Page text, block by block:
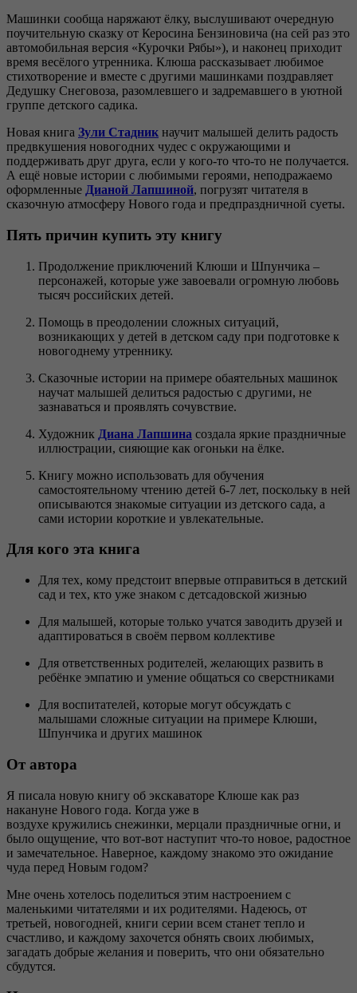
Машинки сообща наряжают ёлку, выслушивают очередную
поучительную сказку от Керосина Бензиновича (на сей раз это
автомобильная версия «Курочки Рябы»), и наконец приходит
время весёлого утренника. Клюша рассказывает любимое
стихотворение и вместе с другими машинками поздравляет
Дедушку Снеговоза, разомлевшего и задремавшего в уютной
группе детского садика.
Новая книга Зули Стадник научит малышей делить радость
предвкушения новогодних чудес с окружающими и
поддерживать друг друга, если у кого-то что-то не получается.
А ещё новые истории с любимыми героями, неподражаемо
оформленные Дианой Лапшиной, погрузят читателя в
сказочную атмосферу Нового года и предпраздничной суеты.
Пять причин купить эту книгу
Продолжение приключений Клюши и Шпунчика –
персонажей, которые уже завоевали огромную любовь
тысяч российских детей.
Помощь в преодолении сложных ситуаций,
возникающих у детей в детском саду при подготовке к
новогоднему утреннику.
Сказочные истории на примере обаятельных машинок
научат малышей делиться радостью с другими, не
зазнаваться и проявлять сочувствие.
Художник Диана Лапшина создала яркие праздничные
иллюстрации, сияющие как огоньки на ёлке.
Книгу можно использовать для обучения
самостоятельному чтению детей 6-7 лет, поскольку в ней
описываются знакомые ситуации из детского сада, а
сами истории короткие и увлекательные.
Для кого эта книга
Для тех, кому предстоит впервые отправиться в детский
сад и тех, кто уже знаком с детсадовской жизнью
Для малышей, которые только учатся заводить друзей и
адаптироваться в своём первом коллективе
Для ответственных родителей, желающих развить в
ребёнке эмпатию и умение общаться со сверстниками
Для воспитателей, которые могут обсуждать с
малышами сложные ситуации на примере Клюши,
Шпунчика и других машинок
От автора
Я писала новую книгу об экскаваторе Клюше как раз
накануне Нового года. Когда уже в
воздухе кружились снежинки, мерцали праздничные огни, и
было ощущение, что вот-вот наступит что-то новое, радостное
и замечательное. Наверное, каждому знакомо это ожидание
чуда перед Новым годом?
Мне очень хотелось поделиться этим настроением с
маленькими читателями и их родителями. Надеюсь, от
третьей, новогодней, книги серии всем станет тепло и
счастливо, и каждому захочется обнять своих любимых,
загадать добрые желания и поверить, что они обязательно
сбудутся.